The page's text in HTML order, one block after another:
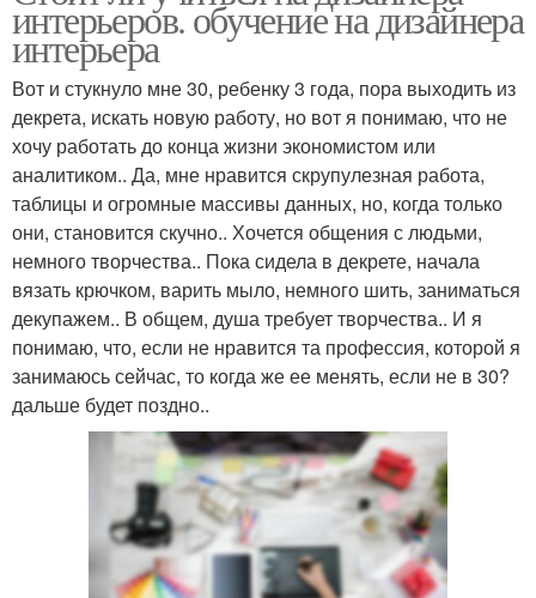
интерьеров. обучение на дизайнера
интерьера
Вот и стукнуло мне 30, ребенку 3 года, пора выходить из
декрета, искать новую работу, но вот я понимаю, что не
хочу работать до конца жизни экономистом или
аналитиком.. Да, мне нравится скрупулезная работа,
таблицы и огромные массивы данных, но, когда только
они, становится скучно.. Хочется общения с людьми,
немного творчества.. Пока сидела в декрете, начала
вязать крючком, варить мыло, немного шить, заниматься
декупажем.. В общем, душа требует творчества.. И я
понимаю, что, если не нравится та профессия, которой я
занимаюсь сейчас, то когда же ее менять, если не в 30?
дальше будет поздно..